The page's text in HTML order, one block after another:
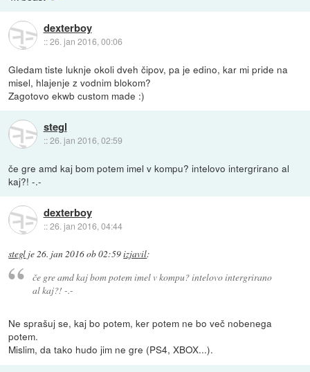
dexterboy
::26. jan 2016, 00:06
Gledam tiste luknje okoli dveh čipov, pa je edino, kar mi pride na
misel, hlajenje z vodnim blokom?
Zagotovo ekwb custom made :)
stegl
::26. jan 2016, 02:59
če gre amd kaj bom potem imel v kompu? intelovo intergrirano al
kaj?! -.-
dexterboy
::26. jan 2016, 04:44
stegl je26. jan 2016 ob 02:59izjavil:
če gre amd kaj bom potem imel v kompu? intelovo intergrirano
al kaj?! -.-
Ne sprašuj se, kaj bo potem, ker potem ne bo več nobenega
potem.
Mislim, da tako hudo jim ne gre (PS4, XBOX...).